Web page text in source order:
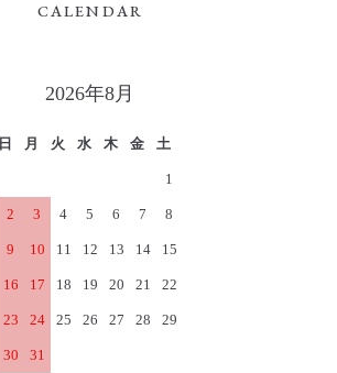
CALENDAR
2026年8月
日 月 火 水 木 金 土
1
2 3 4 5 6 7 8
9 10 11 12 13 14 15
16 17 18 19 20 21 22
23 24 25 26 27 28 29
30 31